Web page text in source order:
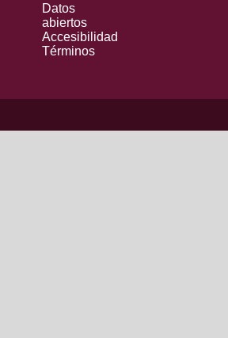
Datos
abiertos
Accesibilidad
Términos